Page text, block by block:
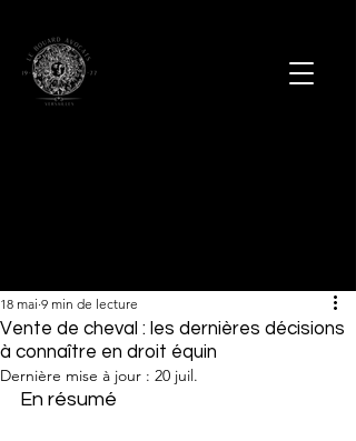
Vente de cheval : les dernières décisions
à connaître en droit équin
18 mai 9 min de lecture
Dernière mise à jour : 20 juil.
En résumé